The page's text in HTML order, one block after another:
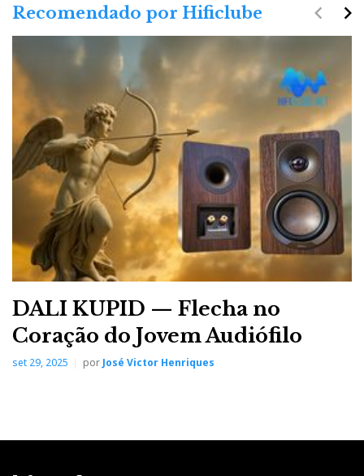
Recomendado por Hificlube
DALI KUPID — Flecha no
Coração do Jovem Audiófilo
set 29, 2025 por José Victor Henriques
navigate_next
navigate_before